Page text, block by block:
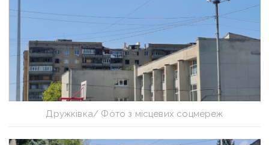
Дружківка/ Фото з місцевих соцмереж